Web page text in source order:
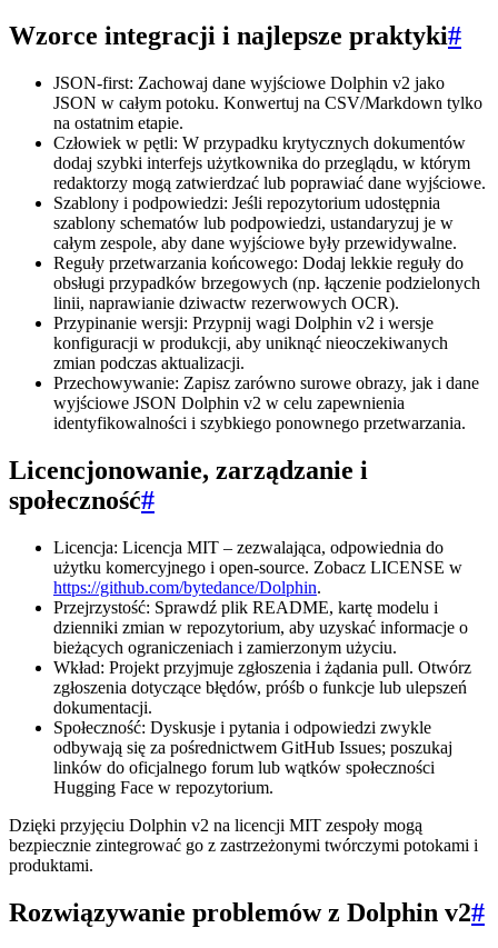
Wzorce integracji i najlepsze praktyki#
JSON-first: Zachowaj dane wyjściowe Dolphin v2 jako
JSON w całym potoku. Konwertuj na CSV/Markdown tylko
na ostatnim etapie.
Człowiek w pętli: W przypadku krytycznych dokumentów
dodaj szybki interfejs użytkownika do przeglądu, w którym
redaktorzy mogą zatwierdzać lub poprawiać dane wyjściowe.
Szablony i podpowiedzi: Jeśli repozytorium udostępnia
szablony schematów lub podpowiedzi, ustandaryzuj je w
całym zespole, aby dane wyjściowe były przewidywalne.
Reguły przetwarzania końcowego: Dodaj lekkie reguły do
obsługi przypadków brzegowych (np. łączenie podzielonych
linii, naprawianie dziwactw rezerwowych OCR).
Przypinanie wersji: Przypnij wagi Dolphin v2 i wersje
konfiguracji w produkcji, aby uniknąć nieoczekiwanych
zmian podczas aktualizacji.
Przechowywanie: Zapisz zarówno surowe obrazy, jak i dane
wyjściowe JSON Dolphin v2 w celu zapewnienia
identyfikowalności i szybkiego ponownego przetwarzania.
Licencjonowanie, zarządzanie i
społeczność#
Licencja: Licencja MIT – zezwalająca, odpowiednia do
użytku komercyjnego i open-source. Zobacz LICENSE w
https://github.com/bytedance/Dolphin.
Przejrzystość: Sprawdź plik README, kartę modelu i
dzienniki zmian w repozytorium, aby uzyskać informacje o
bieżących ograniczeniach i zamierzonym użyciu.
Wkład: Projekt przyjmuje zgłoszenia i żądania pull. Otwórz
zgłoszenia dotyczące błędów, próśb o funkcje lub ulepszeń
dokumentacji.
Społeczność: Dyskusje i pytania i odpowiedzi zwykle
odbywają się za pośrednictwem GitHub Issues; poszukaj
linków do oficjalnego forum lub wątków społeczności
Hugging Face w repozytorium.
Dzięki przyjęciu Dolphin v2 na licencji MIT zespoły mogą
bezpiecznie zintegrować go z zastrzeżonymi twórczymi potokami i
produktami.
Rozwiązywanie problemów z Dolphin v2#